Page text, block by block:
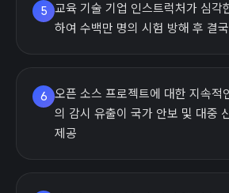
5 교육 기술 기업 인스트럭처가 심각
하여 수백만 명의 시험 방해 후 결
6 오픈 소스 프로젝트에 대한 지속적
의 감시 유출이 국가 안보 및 대중
제공